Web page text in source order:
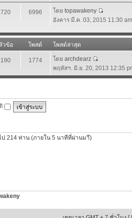
720 6996 โดย topawakeny
อังคาร มี.ค. 03, 2015 11:30 am
วข้อ โพสต์
โพสต์ล่าสุด
190 1774 โดย archdearz
พฤหัสฯ. มิ.ย. 20, 2013 12:35
ติ
214 ท่าน (ภายใน 5 นาทีที่ผ่านมาี)